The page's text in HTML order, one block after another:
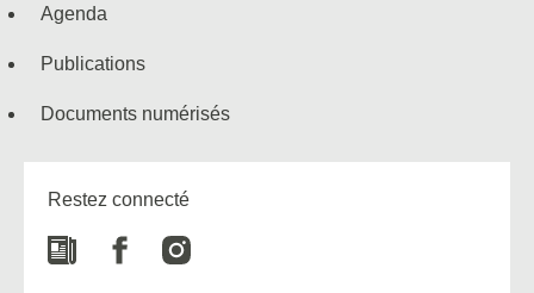
Agenda
Publications
Documents numérisés
Restez connecté
NewspaperFacebook